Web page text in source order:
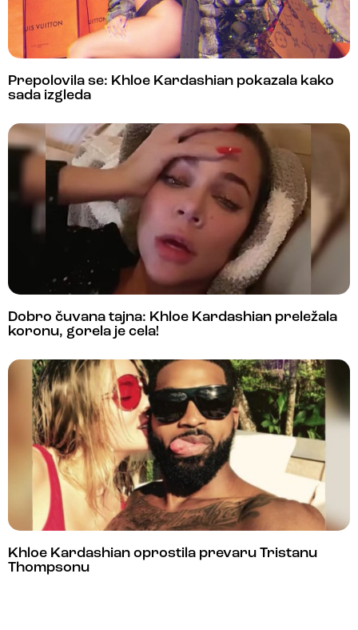
Prepolovila se: Khloe Kardashian pokazala kako
sada izgleda
Dobro čuvana tajna: Khloe Kardashian preležala
koronu, gorela je cela!
Khloe Kardashian oprostila prevaru Tristanu
Thompsonu